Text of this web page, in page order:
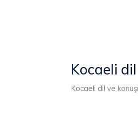
Kocaeli
Kocaeli dil ve